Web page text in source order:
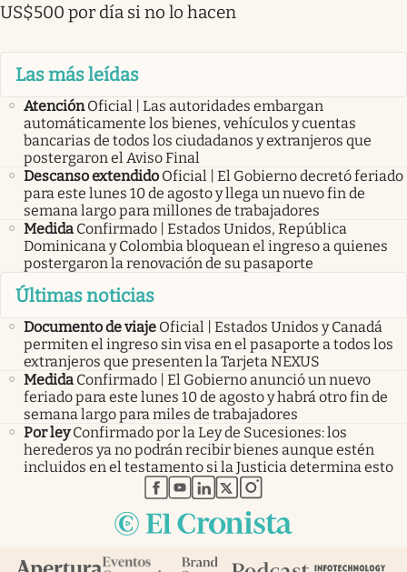
US$500 por día si no lo hacen
Las más leídas
Atención Oficial | Las autoridades embargan
automáticamente los bienes, vehículos y cuentas
bancarias de todos los ciudadanos y extranjeros que
postergaron el Aviso Final
Descanso extendido Oficial | El Gobierno decretó feriado
para este lunes 10 de agosto y llega un nuevo fin de
semana largo para millones de trabajadores
Medida Confirmado | Estados Unidos, República
Dominicana y Colombia bloquean el ingreso a quienes
postergaron la renovación de su pasaporte
Últimas noticias
Documento de viaje Oficial | Estados Unidos y Canadá
permiten el ingreso sin visa en el pasaporte a todos los
extranjeros que presenten la Tarjeta NEXUS
Medida Confirmado | El Gobierno anunció un nuevo
feriado para este lunes 10 de agosto y habrá otro fin de
semana largo para miles de trabajadores
Por ley Confirmado por la Ley de Sucesiones: los
herederos ya no podrán recibir bienes aunque estén
incluidos en el testamento si la Justicia determina esto
abre en nueva pestaña
abre en nueva pestaña
abre en nueva pestaña
abre en nueva pestaña
abre en nueva pestaña